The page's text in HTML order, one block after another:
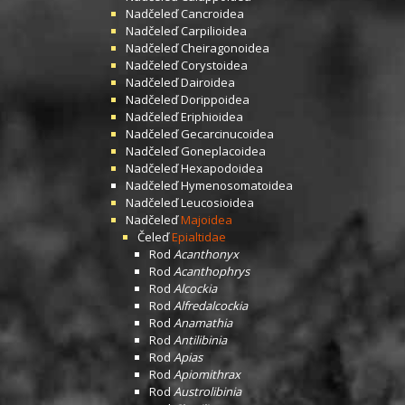
NadčeleďCancroidea
NadčeleďCarpilioidea
NadčeleďCheiragonoidea
NadčeleďCorystoidea
NadčeleďDairoidea
NadčeleďDorippoidea
NadčeleďEriphioidea
NadčeleďGecarcinucoidea
NadčeleďGoneplacoidea
NadčeleďHexapodoidea
NadčeleďHymenosomatoidea
NadčeleďLeucosioidea
NadčeleďMajoidea
ČeleďEpialtidae
Rod Acanthonyx
Rod Acanthophrys
Rod Alcockia
Rod Alfredalcockia
Rod Anamathia
Rod Antilibinia
Rod Apias
Rod Apiomithrax
RodAustrolibinia